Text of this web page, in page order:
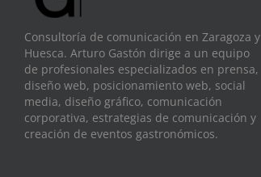
Consultoría de comunicación en Zaragoza y
Huesca. Arturo Gastón dirige a un equipo
de profesionales especializados en prensa,
diseño web, posicionamiento web, social
media, diseño gráfico, comunicación
corporativa, estrategias de comunicación y
creación de eventos gastronómicos.